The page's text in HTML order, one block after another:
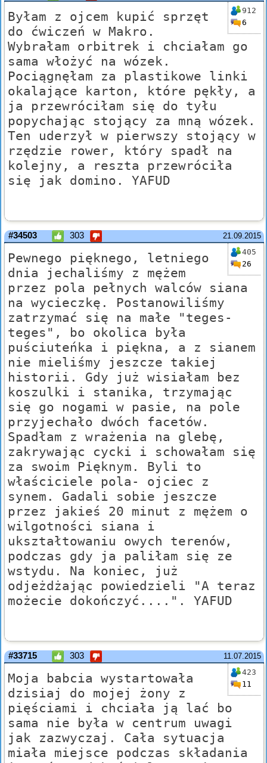
912
6
Byłam z ojcem kupić sprzęt
do ćwiczeń w Makro.
Wybrałam orbitrek i chciałam go
sama włożyć na wózek.
Pociągnęłam za plastikowe linki
okalające karton, które pękły, a
ja przewróciłam się do tyłu
popychając stojący za mną wózek.
Ten uderzył w pierwszy stojący w
rzędzie rower, który spadł na
kolejny, a reszta przewróciła
się jak domino. YAFUD
21.09.2015
#34503 303
405
26
Pewnego pięknego, letniego
dnia jechaliśmy z mężem
przez pola pełnych walców siana
na wycieczkę. Postanowiliśmy
zatrzymać się na małe "teges-
teges", bo okolica była
puściuteńka i piękna, a z sianem
nie mieliśmy jeszcze takiej
historii. Gdy już wisiałam bez
koszulki i stanika, trzymając
się go nogami w pasie, na pole
przyjechało dwóch facetów.
Spadłam z wrażenia na glebę,
zakrywając cycki i schowałam się
za swoim Pięknym. Byli to
właściciele pola- ojciec z
synem. Gadali sobie jeszcze
przez jakieś 20 minut z mężem o
wilgotności siana i
ukształtowaniu owych terenów,
podczas gdy ja paliłam się ze
wstydu. Na koniec, już
odjeżdżając powiedzieli "A teraz
możecie dokończyć....". YAFUD
11.07.2015
#33715 303
423
11
Moja babcia wystartowała
dzisiaj do mojej żony z
pięściami i chciała ją lać bo
sama nie była w centrum uwagi
jak zazwyczaj. Cała sytuacja
miała miejsce podczas składania